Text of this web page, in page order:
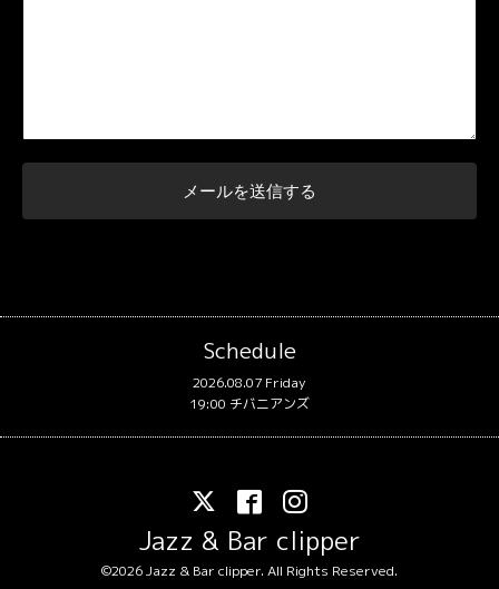
Schedule
2026.08.07 Friday
19:00 チバニアンズ
Jazz & Bar clipper
©2026Jazz & Bar clipper. All Rights Reserved.